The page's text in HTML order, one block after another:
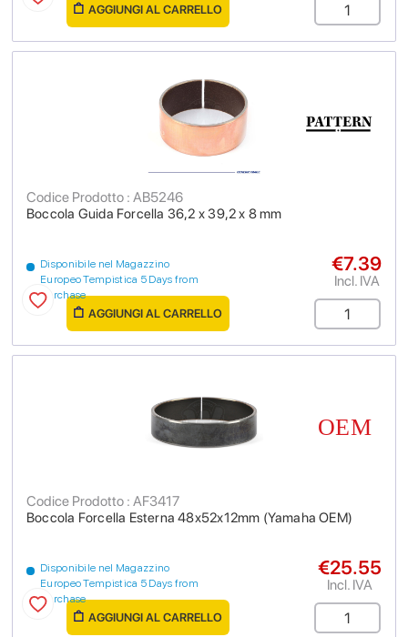
AGGIUNGI AL CARRELLO
Boccola Guida Forcella 36,2 x 39,2 x 8 mm
Codice Prodotto : AB5246
Disponibile nel Magazzino
Europeo Tempistica 5 Days from
purchase
€7.39
Incl. IVA
AGGIUNGI AL CARRELLO
Boccola Forcella Esterna 48x52x12mm (Yamaha OEM)
Codice Prodotto : AF3417
Disponibile nel Magazzino
Europeo Tempistica 5 Days from
purchase
€25.55
Incl. IVA
AGGIUNGI AL CARRELLO